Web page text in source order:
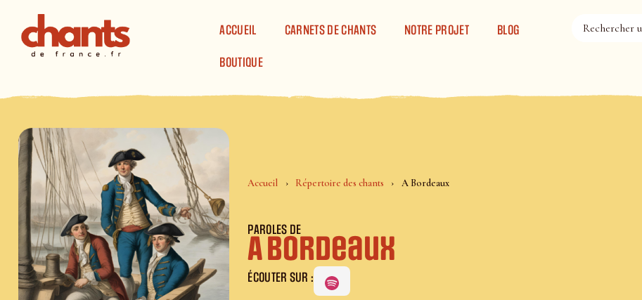
ACCUEIL
CARNETS DE CHANTS NOTRE PROJET BLOG
BOUTIQUE
Accueil Répertoire des chants A Bordeaux
PAROLES DE
A Bordeaux
ÉCOUTER SUR :